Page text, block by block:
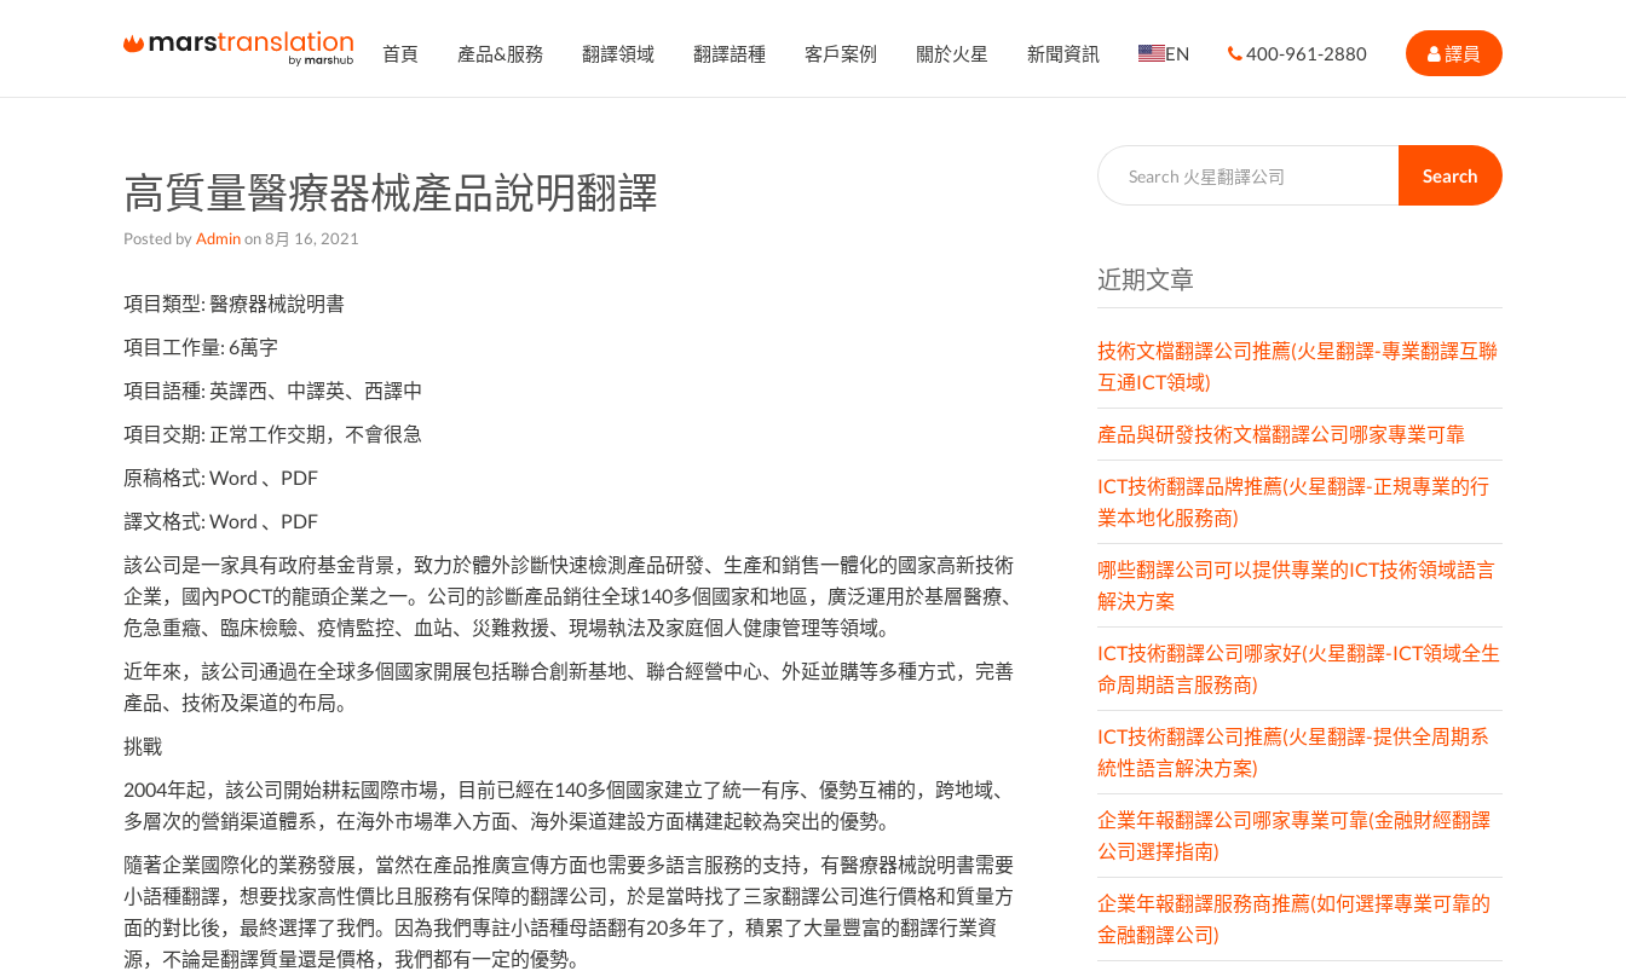
首頁 產品&服務 翻譯領域 翻譯語種 客戶案例 關於火星 新聞資訊 EN 400-961-2880 譯員
高質量醫療器械產品說明翻譯
Posted byAdminon8月 16, 2021
項目類型: 醫療器械說明書
項目工作量: 6萬字
項目語種: 英譯西、中譯英、西譯中
項目交期: 正常工作交期，不會很急
原稿格式: Word 、PDF
譯文格式: Word 、PDF
該公司是一家具有政府基金背景，致力於體外診斷快速檢測產品研發、生產和銷售一體化的國家高新技術
企業，國內POCT的龍頭企業之一。公司的診斷產品銷往全球140多個國家和地區，廣泛運用於基層醫療、
危急重癥、臨床檢驗、疫情監控、血站、災難救援、現場執法及家庭個人健康管理等領域。
近年來，該公司通過在全球多個國家開展包括聯合創新基地、聯合經營中心、外延並購等多種方式，完善
產品、技術及渠道的布局。
挑戰
2004年起，該公司開始耕耘國際市場，目前已經在140多個國家建立了統一有序、優勢互補的，跨地域、
多層次的營銷渠道體系，在海外市場準入方面、海外渠道建設方面構建起較為突出的優勢。
隨著企業國際化的業務發展，當然在產品推廣宣傳方面也需要多語言服務的支持，有醫療器械說明書需要
小語種翻譯，想要找家高性價比且服務有保障的翻譯公司，於是當時找了三家翻譯公司進行價格和質量方
面的對比後，最終選擇了我們。因為我們專註小語種母語翻有20多年了，積累了大量豐富的翻譯行業資
源，不論是翻譯質量還是價格，我們都有一定的優勢。
Search
近期文章
技術文檔翻譯公司推薦(火星翻譯-專業翻譯互聯
互通ICT領域)
產品與研發技術文檔翻譯公司哪家專業可靠
ICT技術翻譯品牌推薦(火星翻譯-正規專業的行
業本地化服務商)
哪些翻譯公司可以提供專業的ICT技術領域語言
解決方案
ICT技術翻譯公司哪家好(火星翻譯-ICT領域全生
命周期語言服務商)
ICT技術翻譯公司推薦(火星翻譯-提供全周期系
統性語言解決方案)
企業年報翻譯公司哪家專業可靠(金融財經翻譯
公司選擇指南)
企業年報翻譯服務商推薦(如何選擇專業可靠的
金融翻譯公司)